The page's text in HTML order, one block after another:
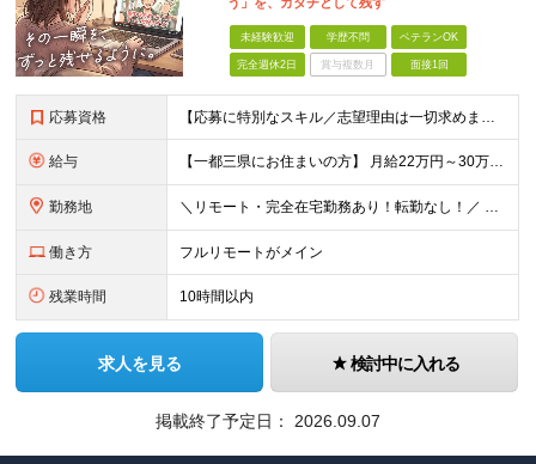
未経験歓迎 学歴不問 ベテランOK
完全週休2日 賞与複数月 面接1回
応募資格 【応募に特別なスキル／志望理由は一切求めません！】 学歴不問／職種・業種未経験歓迎／面接は1回のみ！ ☆彡10名以上の仲間を大募集！ 未経験・第二新卒・初めての正社員も大歓迎！ 「動画を見るのが
給与 【一都三県にお住まいの方】 月給22万円～30万円+インセンティブ ※経験・能力を考慮して決定。経験がある場合は、スキルに応じた月給額でスタートします。 ※上記には固定残業代（10時間分／15,000
勤務地 ＼リモート・完全在宅勤務あり！転勤なし！／ 【47都道府県の好きな地域で働けます☆彡】 ★リモート・フルリモートも選択可能です！ └将来的には「お気に入りのカフェでテレワーク」 「日本全国、旅をしな
働き方 フルリモートがメイン
残業時間 10時間以内
求人を見る 検討中に入れる
掲載終了予定日： 2026.09.07